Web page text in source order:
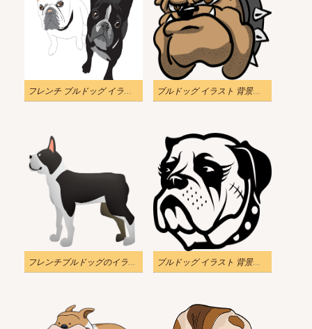
フレンチ ブルドッグ イラスト png イメージ ブルドッグ イラスト 背景透明画像
フレンチブルドッグのイラスト 背景透明画像 ブルドッグ イラスト 背景透明 無料